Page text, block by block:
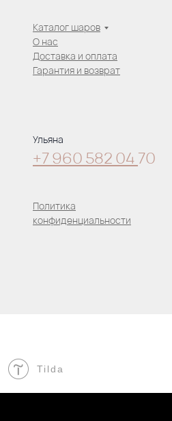
Каталог шаров
О нас
Доставка и оплата
Гарантия и возврат
Ульяна
+7 960 582 04 70
Политика
конфиденциальности
Tilda